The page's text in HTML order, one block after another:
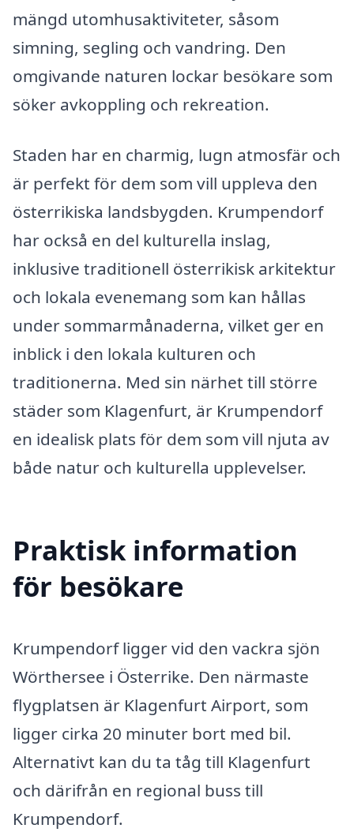
mängd utomhusaktiviteter, såsom
simning, segling och vandring. Den
omgivande naturen lockar besökare som
söker avkoppling och rekreation.
Staden har en charmig, lugn atmosfär och
är perfekt för dem som vill uppleva den
österrikiska landsbygden. Krumpendorf
har också en del kulturella inslag,
inklusive traditionell österrikisk arkitektur
och lokala evenemang som kan hållas
under sommarmånaderna, vilket ger en
inblick i den lokala kulturen och
traditionerna. Med sin närhet till större
städer som Klagenfurt, är Krumpendorf
en idealisk plats för dem som vill njuta av
både natur och kulturella upplevelser.
Praktisk information
för besökare
Krumpendorf ligger vid den vackra sjön
Wörthersee i Österrike. Den närmaste
flygplatsen är Klagenfurt Airport, som
ligger cirka 20 minuter bort med bil.
Alternativt kan du ta tåg till Klagenfurt
och därifrån en regional buss till
Krumpendorf.